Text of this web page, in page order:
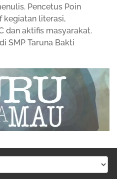
Pencetus Poin
kegiatan literasi,
dan aktifis masyarakat.
SMP Taruna Bakti